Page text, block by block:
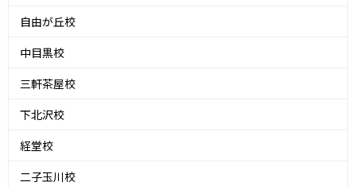
自由が丘校
中目黒校
三軒茶屋校
下北沢校
経堂校
二子玉川校